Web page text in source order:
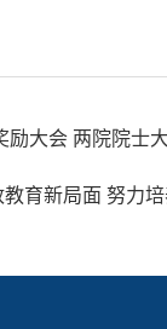
励大会 两院院士
育新局面 努力